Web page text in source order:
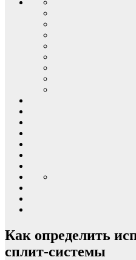
Как определить
сплит-системы